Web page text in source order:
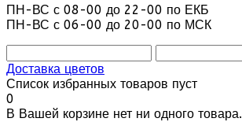
ПН-ВС с 08-00 до 22-00 по ЕКБ
ПН-ВС с 06-00 до 20-00 по МСК
Доставка цветов
Список избранных товаров пуст
0
В Вашей корзине нет ни одного товара.